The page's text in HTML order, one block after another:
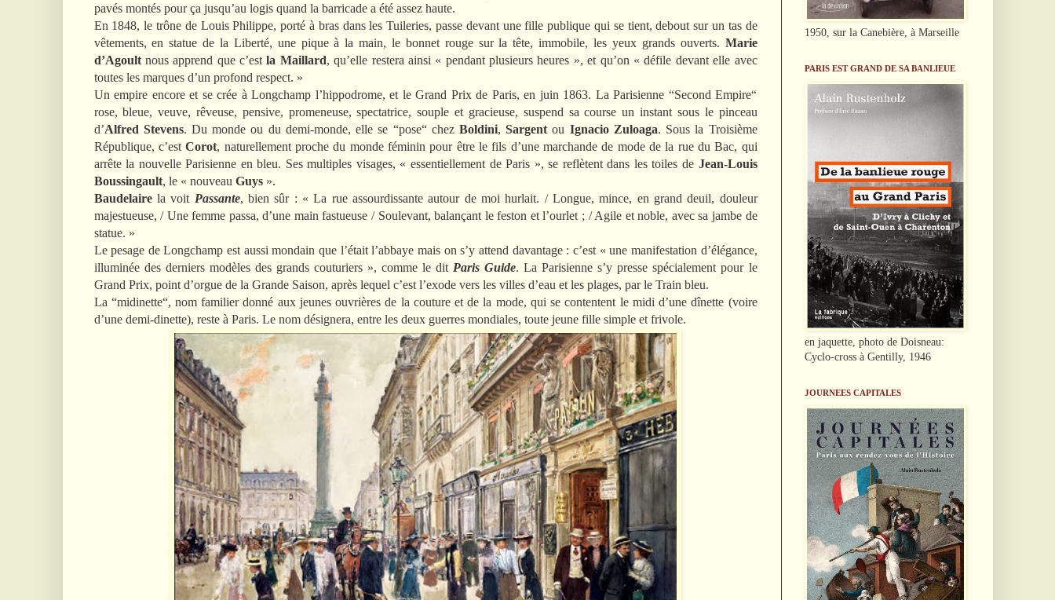
pavés montés pour ça jusqu’au logis quand la barricade a été assez haute.
En 1848,le trône de Louis Philippe, porté à bras dans les Tuileries, passe devant une fille publique qui se tient, debout sur un tas de
vêtements, en statue de la Liberté, une pique à la main, le bonnet rouge sur la tête, immobile, les yeux grands ouverts. Marie
d’Agoultnous apprend que c’estla Maillard, qu’elle restera ainsi « pendant plusieurs heures », et qu’on « défile devant elle avec
toutes les marques d’un profond respect. »
Un empire encore et se crée à Longchamp l’hippodrome, et le Grand Prix de Paris, en juin 1863. La Parisienne “Second Empire“
rose, bleue, veuve, rêveuse, pensive, promeneuse, spectatrice, souple et gracieuse, suspend sa course un instant sous le pinceau
d’Alfred Stevens. Du monde ou du demi-monde, elle se “pose“ chez Boldini,Sargent ou Ignacio Zuloaga. Sous la Troisième
République, c’estCorot, naturellement proche du monde féminin pour être le fils d’une marchande de mode de la rue du Bac, qui
arrête la nouvelle Parisienne en bleu. Ses multiples visages, « essentiellement de Paris », se reflètent dans les toiles de Jean-Louis
Boussingault, le « nouveau Guys».
Baudelairela voit Passante, bien sûr : « La rue assourdissante autour de moi hurlait. / Longue, mince, en grand deuil, douleur
majestueuse, / Une femme passa, d’une main fastueuse / Soulevant, balançant le feston et l’ourlet ; / Agile et noble, avec sa jambe de
statue. »
Le pesage de Longchamp est aussi mondain que l’était l’abbaye mais on s’y attend davantage : c’est « une manifestation d’élégance,
illuminée des derniers modèles des grands couturiers », comme le dit Paris Guide. La Parisienne s’y presse spécialement pour le
Grand Prix, point d’orgue de la Grande Saison, après lequel c’est l’exode vers les villes d’eau et les plages, par le Train bleu.
La “midinette“, nom familier donné aux jeunes ouvrières de la couture et de la mode, qui se contentent le midi d’une dînette (voire
d’une demi-dinette), reste à Paris. Le nom désignera, entre les deux guerres mondiales, toute jeune fille simple et frivole.
1950, sur la Canebière, à Marseille
PARIS EST GRAND DE SA BANLIEUE
en jaquette, photo de Doisneau:
Cyclo-cross à Gentilly, 1946
JOURNEES CAPITALES